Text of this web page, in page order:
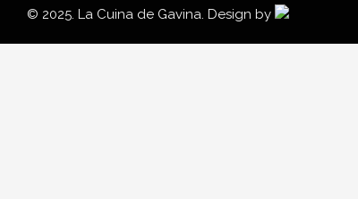
© 2025. La Cuina de Gavina. Design by